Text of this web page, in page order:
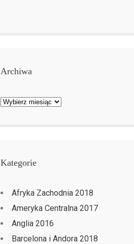
Archiwa
Archiwa
Kategorie
Afryka Zachodnia 2018
Ameryka Centralna 2017
Anglia 2016
Barcelona i Andora 2018